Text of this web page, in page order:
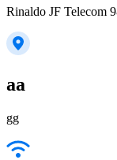
Rinaldo JF Telecom
aa
gg